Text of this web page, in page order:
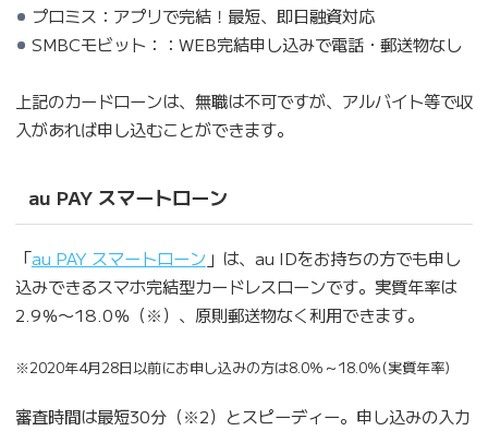
プロミス：アプリで完結！最短、即日融資対応
SMBCモビット：：WEB完結申し込みで電話・郵送物なし
上記のカードローンは、無職は不可ですが、アルバイト等で収
入があれば申し込むことができます。
au PAY スマートローン
「au PAY スマートローン 」は、au IDをお持ちの方でも申し
込みできるスマホ完結型カードレスローンです。実質年率は
2.9％〜18.0％（※）、原則郵送物なく利用できます。
※2020年4月28日以前にお申し込みの方は8.0％～18.0％(実質年率)
審査時間は最短30分（※2）とスピーディー。申し込みの入力